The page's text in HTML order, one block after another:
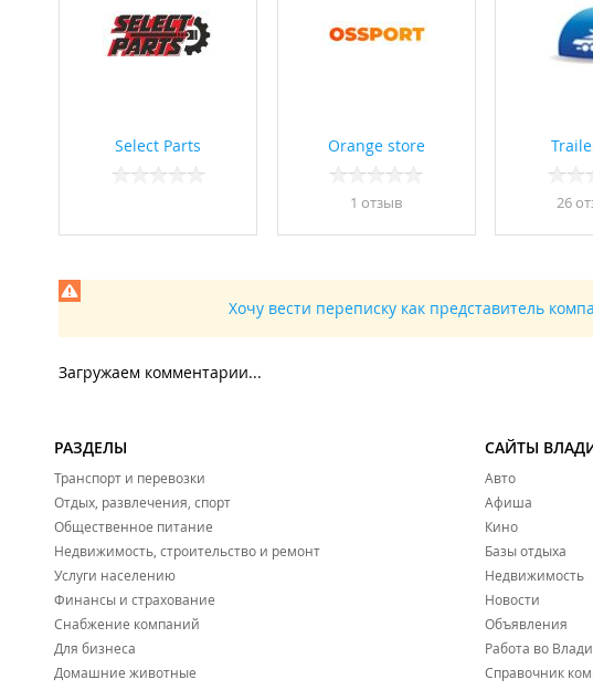
Select Parts Orange store
1 отзыв 26
Хочу вести переписку как представитель
Загружаем комментарии...
РАЗДЕЛЫ
Транспорт и перевозки
Отдых, развлечения, спорт
Общественное питание
Недвижимость, строительство и ремонт
Услуги населению
Финансы и страхование
Снабжение компаний
Для бизнеса
Домашние животные
САЙТЫ
Авто
Афиша
Кино
Базы отдыха
Недвижимость
Новости
Объявления
Работа во
Справочник